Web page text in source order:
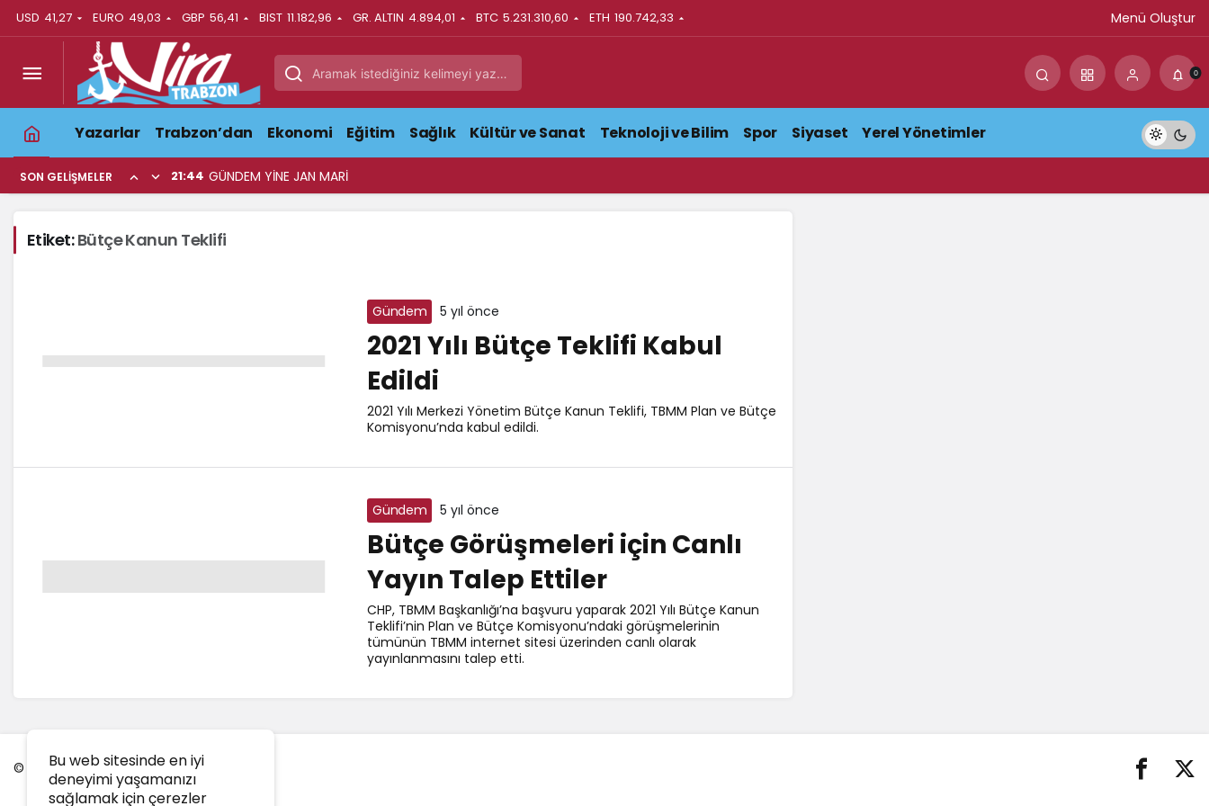
USD 41,27 EURO 49,03 GBP 56,41 BIST 11.182,96 GR. ALTIN 4.894,01 BTC 5.231.310,60 ETH 190.742,33 Menü Oluştur
0
Yazarlar Trabzon’dan Ekonomi Eğitim Sağlık Kültür ve Sanat Teknoloji ve Bilim Spor Siyaset Yerel Yönetimler
SON GELIŞMELER 21:44 GÜNDEM YİNE JAN MARİ
Etiket:Bütçe Kanun Teklifi
Gündem 5 yıl önce
2021 Yılı Bütçe Teklifi Kabul
Edildi
2021 Yılı Merkezi Yönetim Bütçe Kanun Teklifi, TBMM Plan ve Bütçe
Komisyonu’nda kabul edildi.
Gündem 5 yıl önce
Bütçe Görüşmeleri için Canlı
Yayın Talep Ettiler
CHP, TBMM Başkanlığı’na başvuru yaparak 2021 Yılı Bütçe Kanun
Teklifi’nin Plan ve Bütçe Komisyonu’ndaki görüşmelerinin
tümünün TBMM internet sitesi üzerinden canlı olarak
yayınlanmasını talep etti.
Bu web sitesinde en iyi
deneyimi yaşamanızı
sağlamak için çerezler
© Telif Hakkı 2025, Tüm Hakları Saklıdır.